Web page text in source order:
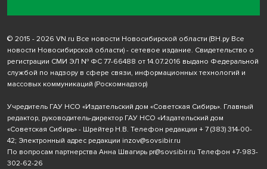
© 2015 - 2026 VN.ru Все новости Новосибирской области (ВН.ру Все
новости Новосибирской области) - сетевое издание. Свидетельство о
регистрации СМИ ЭЛ № ФС 77-66488 от 14.07.2016 выдано Федеральной
службой по надзору в сфере связи, информационных технологий и
массовых коммуникаций (Роскомнадзор)
Учредитель ГАУ НСО «Издательский дом «Советская Сибирь». Главный
редактор, руководитель-директор ГАУ НСО «Издательский дом
«Советская Сибирь» - Шрейтер Н.В. Телефон редакции + 7 (383) 314-00-
42; Электронный адрес редакции inzov@sovsibir.ru
По вопросам партнерства Анна Швагирь pr@sovsibir.ru Телефон +7-983-
302-62-26